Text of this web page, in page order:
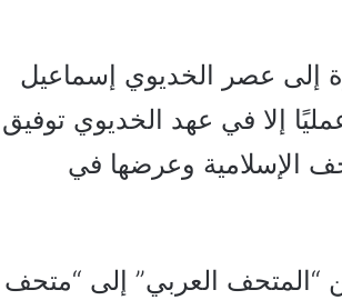
إلى عصر الخديوي إسماعيل
عمليًا إلا في عهد الخديوي توفيق
الإسلامية وعرضها في
العربي” إلى “متحف